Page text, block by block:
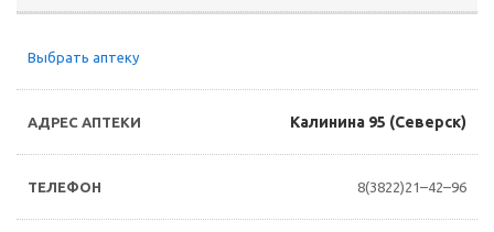
Выбрать аптеку
Калинина 95 (Северск)
8(3822)21–42–96